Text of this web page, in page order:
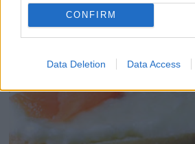
CONFIRM
Data Deletion Data Access